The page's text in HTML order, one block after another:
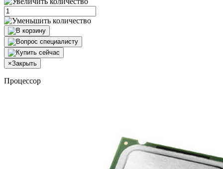
×Закрыть
Процессор